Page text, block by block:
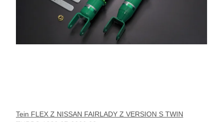
Tein FLEX Z NISSAN FAIRLADY Z VERSION S TWIN